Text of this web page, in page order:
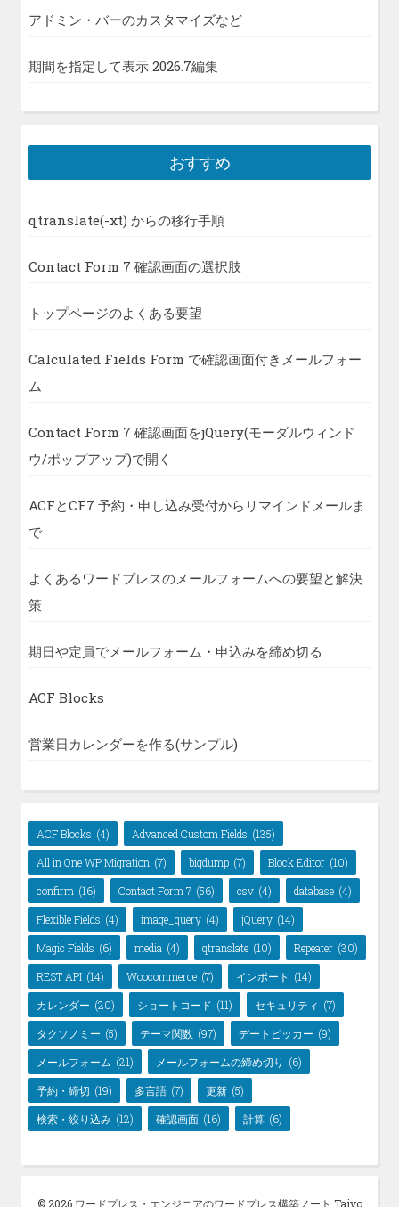
アドミン・バーのカスタマイズなど
期間を指定して表示 2026.7編集
おすすめ
qtranslate(-xt) からの移行手順
Contact Form 7 確認画面の選択肢
トップページのよくある要望
Calculated Fields Form で確認画面付きメールフォー
ム
Contact Form 7 確認画面をjQuery(モーダルウィンド
ウ/ポップアップ)で開く
ACFとCF7 予約・申し込み受付からリマインドメールま
で
よくあるワードプレスのメールフォームへの要望と解決
策
期日や定員でメールフォーム・申込みを締め切る
ACF Blocks
営業日カレンダーを作る(サンプル)
ACF Blocks (4) Advanced Custom Fields (135)
All in One WP Migration (7) bigdump (7) Block Editor (10)
confirm (16) Contact Form 7 (56) csv (4) database (4)
Flexible Fields (4) image_query (4) jQuery (14)
Magic Fields (6) media (4) qtranslate (10) Repeater (30)
REST API (14) Woocommerce (7) インポート (14)
カレンダー (20) ショートコード (11) セキュリティ (7)
タクソノミー (5) テーマ関数 (97) デートピッカー (9)
メールフォーム (21) メールフォームの締め切り (6)
予約・締切 (19) 多言語 (7) 更新 (5)
検索・絞り込み (12) 確認画面 (16) 計算 (6)
© 2026 ワードプレス・エンジニアのワードプレス構築ノート Taiyo